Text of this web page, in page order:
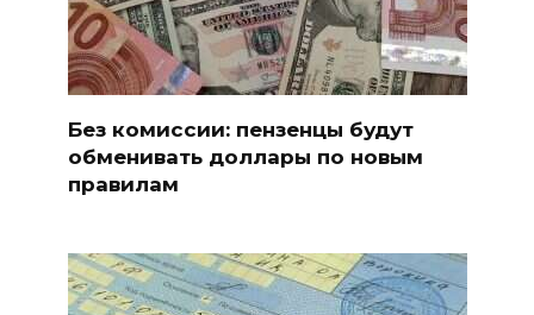
Без комиссии: пензенцы будут
обменивать доллары по новым
правилам